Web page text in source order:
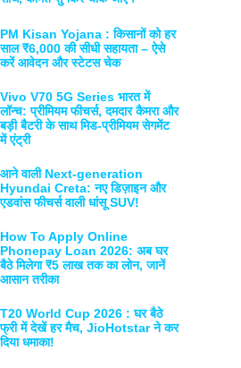
PM Kisan Yojana : किसानों को हर
साल ₹6,000 की सीधी सहायता – ऐसे
करें आवेदन और स्टेटस चेक
Vivo V70 5G Series भारत में
लॉन्च: प्रीमियम फीचर्स, दमदार कैमरा और
बड़ी बैटरी के साथ मिड-प्रीमियम सेगमेंट
में एंट्री
आने वाली Next-generation
Hyundai Creta: नए डिज़ाइन और
एडवांस फीचर्स वाली धांसू SUV!
How To Apply Online
Phonepay Loan 2026: अब घर
बैठे मिलेगा ₹5 लाख तक का लोन, जानें
आसान तरीका
T20 World Cup 2026 : घर बैठे
फ्री में देखें हर मैच, JioHotstar ने कर
दिया धमाका!